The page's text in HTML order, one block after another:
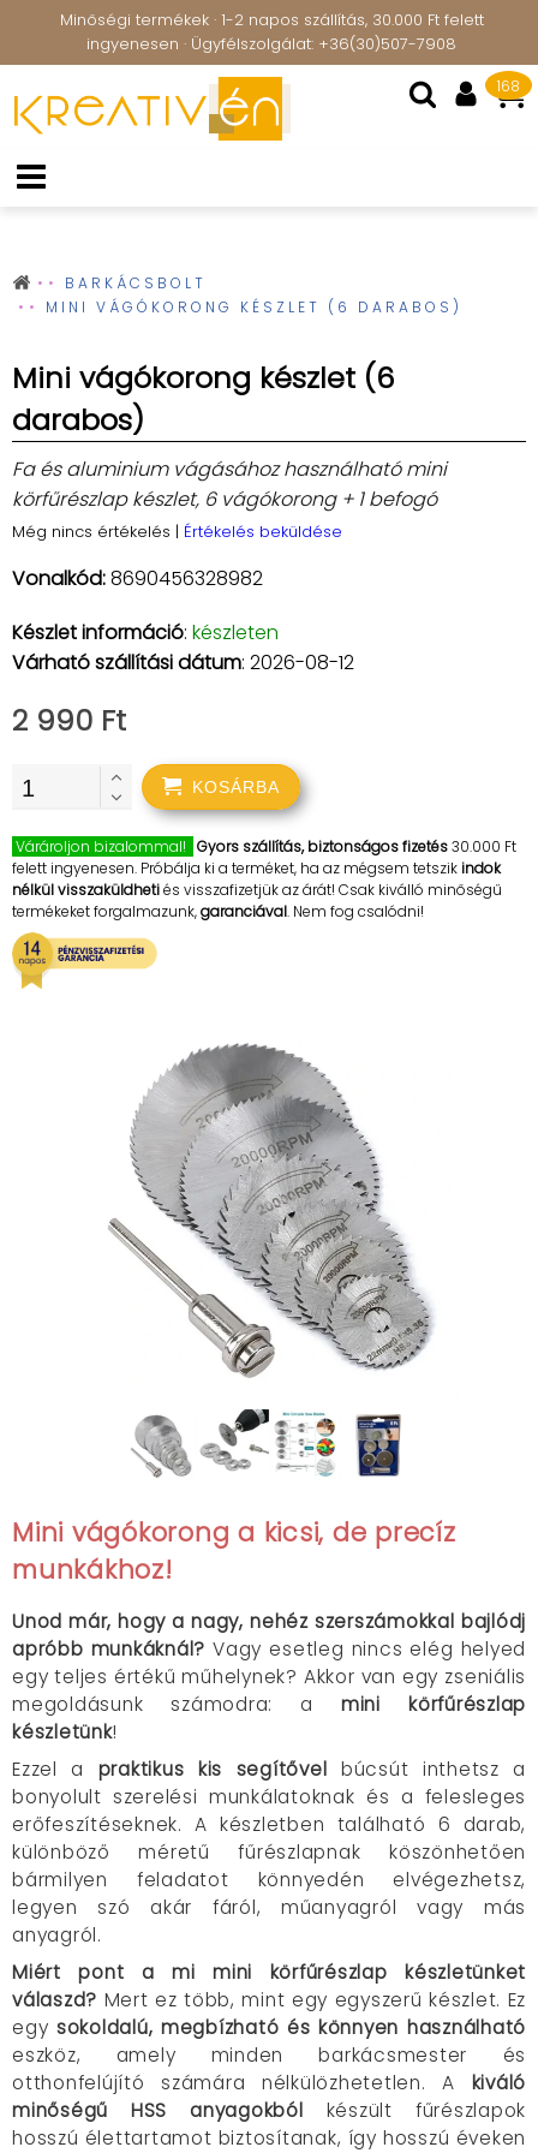
Minőségi termékek · 1-2 napos szállítás, 30.000 Ft felett
ingyenesen · Ügyfélszolgálat: +36(30)507-7908
168
BARKÁCSBOLT
MINI VÁGÓKORONG KÉSZLET (6 DARABOS)
Mini vágókorong készlet (6
darabos)
Fa és aluminium vágásához használható mini
körfűrészlap készlet, 6 vágókorong + 1 befogó
Még nincs értékelés | Értékelés beküldése
Vonalkód:8690456328982
Készlet információ: készleten
Várható szállítási dátum: 2026-08-12
2 990 Ft
KOSÁRBA
Várároljon bizalommal! Gyors szállítás, biztonságos fizetés30.000 Ft
felett ingyenesen. Próbálja ki a terméket, ha az mégsem tetszikindok
nélkül visszaküldhetiés visszafizetjük az árát! Csak kiválló minőségű
termékeket forgalmazunk,garanciával. Nem fog csalódni!
Mini vágókorong a kicsi, de precíz
munkákhoz!
Unod már, hogy a nagy, nehéz szerszámokkal bajlódj
apróbb munkáknál? Vagy esetleg nincs elég helyed
egy teljes értékű műhelynek? Akkor van egy zseniális
megoldásunk számodra: a mini körfűrészlap
készletünk!
Ezzel a praktikus kis segítővel búcsút inthetsz a
bonyolult szerelési munkálatoknak és a felesleges
erőfeszítéseknek. A készletben található 6 darab,
különböző méretű fűrészlapnak köszönhetően
bármilyen feladatot könnyedén elvégezhetsz,
legyen szó akár fáról, műanyagról vagy más
anyagról.
Miért pont a mi mini körfűrészlap készletünket
válaszd? Mert ez több, mint egy egyszerű készlet. Ez
egy sokoldalú, megbízható és könnyen használható
eszköz, amely minden barkácsmester és
otthonfelújító számára nélkülözhetetlen. A kiváló
minőségű HSS anyagokból készült fűrészlapok
hosszú élettartamot biztosítanak, így hosszú éveken